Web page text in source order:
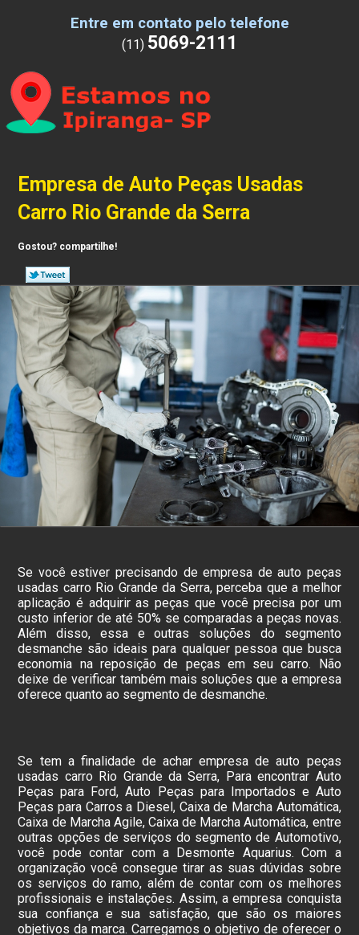
Entre em contato pelo telefone
(11) 5069-2111
Empresa de Auto Peças Usadas
Carro Rio Grande da Serra
Gostou? compartilhe!
Se você estiver precisando de empresa de auto peças
usadas carro Rio Grande da Serra, perceba que a melhor
aplicação é adquirir as peças que você precisa por um
custo inferior de até 50% se comparadas a peças novas.
Além disso, essa e outras soluções do segmento
desmanche são ideais para qualquer pessoa que busca
economia na reposição de peças em seu carro. Não
deixe de verificar também mais soluções que a empresa
oferece quanto ao segmento de desmanche.
Se tem a finalidade de achar empresa de auto peças
usadas carro Rio Grande da Serra, Para encontrar Auto
Peças para Ford, Auto Peças para Importados e Auto
Peças para Carros a Diesel, Caixa de Marcha Automática,
Caixa de Marcha Agile, Caixa de Marcha Automática, entre
outras opções de serviços do segmento de Automotivo,
você pode contar com a Desmonte Aquarius. Com a
organização você consegue tirar as suas dúvidas sobre
os serviços do ramo, além de contar com os melhores
profissionais e instalações. Assim, a empresa conquista
sua confiança e sua satisfação, que são os maiores
objetivos da marca. Carregamos o objetivo de oferecer o